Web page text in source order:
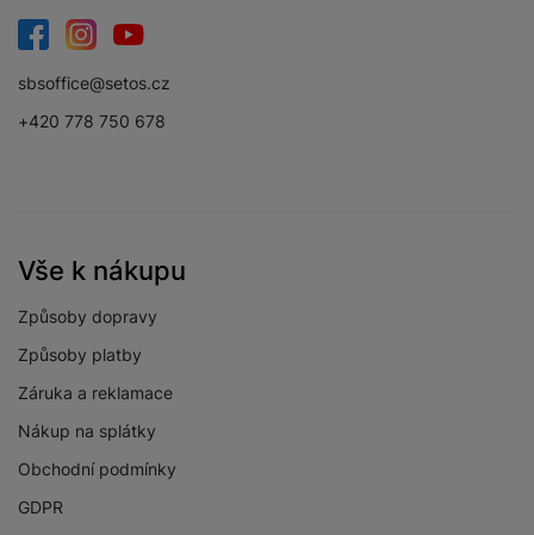
sbsoffice@setos.cz
+420 778 750 678
Vše k nákupu
Způsoby dopravy
Způsoby platby
Záruka a reklamace
Nákup na splátky
Obchodní podmínky
GDPR